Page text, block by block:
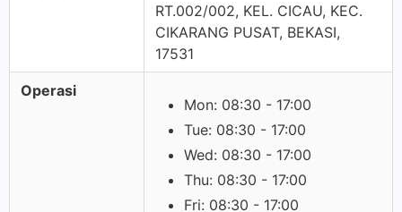
RT.002/002, KEL. CICAU, KEC.
CIKARANG PUSAT, BEKASI,
17531
Operasi
Mon: 08:30 - 17:00
Tue: 08:30 - 17:00
Wed: 08:30 - 17:00
Thu: 08:30 - 17:00
Fri: 08:30 - 17:00